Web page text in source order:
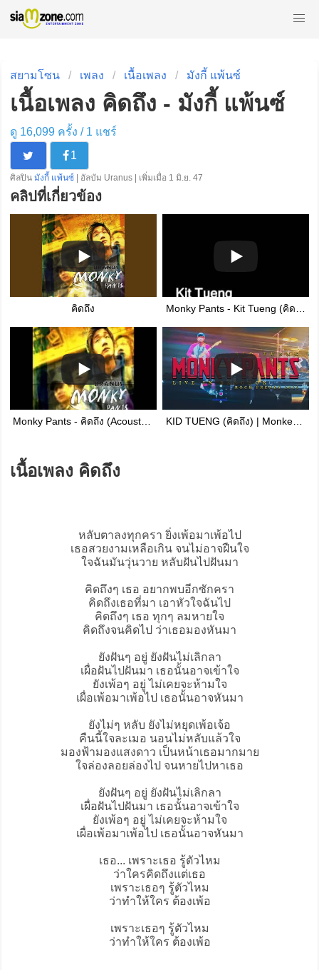
สยามโซน เพลง เนื้อเพลง มังกี้ แพ้นซ์
เนื้อเพลง คิดถึง - มังกี้ แพ้นซ์
ดู 16,099 ครั้ง / 1 แชร์
1
ศิลปิน มังกี้ แพ้นซ์ | อัลบัม Uranus | เพิ่มเมื่อ 1 มิ.ย. 47
คลิปที่เกี่ยวข้อง
คิดถึง Monky Pants - Kit Tueng (คิดถึง) [Acoustic Version] (เวอร์ชั่น อะคูสติก) - Overview EP Album
Monky Pants - คิดถึง (Acoustic Version) KID TUENG (คิดถึง) | Monkey Pants | Live in Bangkok | Rock Frenzy 2023 | iPhone 4K/60
เนื้อเพลง คิดถึง
หลับตาลงทุกครา ยิ่งเพ้อมาเพ้อไป
เธอสวยงามเหลือเกิน จนไม่อาจฝืนใจ
ใจฉันมันวุ่นวาย หลับฝันไปฝันมา
คิดถึงๆ เธอ อยากพบอีกซักครา
คิดถึงเธอที่มา เอาหัวใจฉันไป
คิดถึงๆ เธอ ทุกๆ ลมหายใจ
คิดถึงจนคิดไป ว่าเธอมองหันมา
ยังฝันๆ อยู่ ยังฝันไม่เลิกลา
เผื่อฝันไปฝันมา เธอนั้นอาจเข้าใจ
ยังเพ้อๆ อยู่ ไม่เคยจะห้ามใจ
เผื่อเพ้อมาเพ้อไป เธอนั้นอาจหันมา
ยังไม่ๆ หลับ ยังไม่หยุดเพ้อเจ้อ
คืนนี้ใจละเมอ นอนไม่หลับแล้วใจ
มองฟ้ามองแสงดาว เป็นหน้าเธอมากมาย
ใจล่องลอยล่องไป จนหายไปหาเธอ
ยังฝันๆ อยู่ ยังฝันไม่เลิกลา
เผื่อฝันไปฝันมา เธอนั้นอาจเข้าใจ
ยังเพ้อๆ อยู่ ไม่เคยจะห้ามใจ
เผื่อเพ้อมาเพ้อไป เธอนั้นอาจหันมา
เธอ... เพราะเธอ รู้ตัวไหม
ว่าใครคิดถึงแต่เธอ
เพราะเธอๆ รู้ตัวไหม
ว่าทำให้ใคร ต้องเพ้อ
เพราะเธอๆ รู้ตัวไหม
ว่าทำให้ใคร ต้องเพ้อ